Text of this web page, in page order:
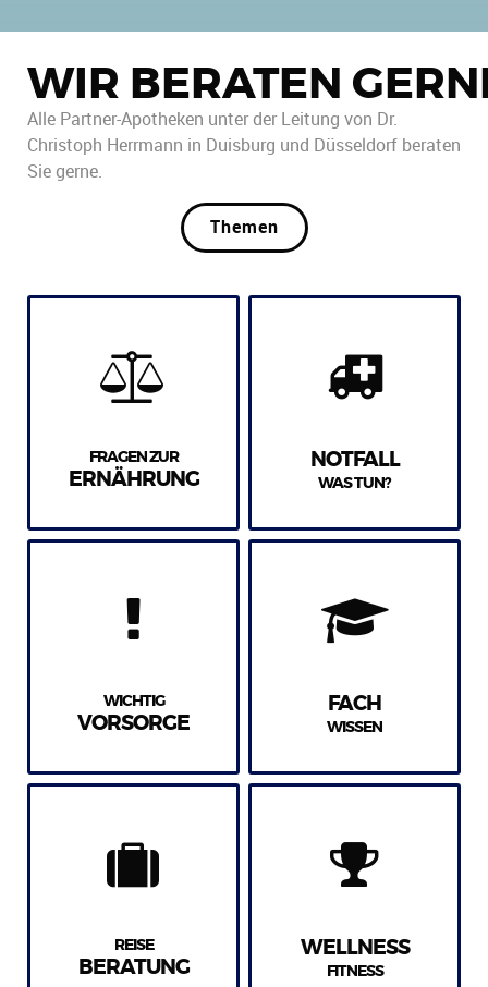
WIR BERATEN
Alle Partner-Apotheken unter der Leitung von Dr.
Christoph Herrmann in Duisburg und Düsseldorf beraten
Sie gerne.
Themen
FRAGEN ZUR
ERNÄHRUNG
NOTFALL
WAS TUN?
WICHTIG
VORSORGE
FACH
WISSEN
REISE
BERATUNG
WELLNESS
FITNESS